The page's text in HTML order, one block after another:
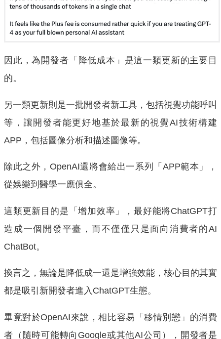
因此，為開發者「降低成本」是這一類更新的主要目
的。
另一類更新則是一批開發者新工具，包括視覺功能呼叫
等，讓開發者能更好地基於最新的視覺AI技術構建
APP，包括圖像分析和描述圖像等。
除此之外，OpenAI還將會給出一系列「APP範本」，
從娛樂到醫學一應俱全。
這類更新目的是「增加效率」，最好能將ChatGPT打
造成一個開發平臺，而不僅僅只是面向消費者的AI
ChatBot。
換言之，無論是降低成一還是增強效能，核心目的其實
都是吸引新開發者進入ChatGPT生態。
畢竟對於OpenAI來說，相比容易「移情別戀」的消費
者（隨時可能轉向Google或其他AI公司），開發者是